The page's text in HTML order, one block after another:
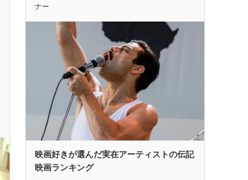
ナー
映画好きが選んだ実在アーティストの伝記
映画ランキング